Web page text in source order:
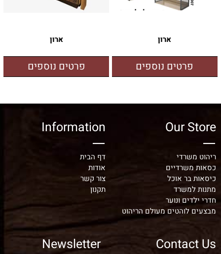
ארון
פרטים נוספים
ארון
פרטים נוספים
Our Store
ריהוט משרדי
כסאות משרדיים
כיסאות בר אוכל
מתנות למשרד
חדרי ילדים ונוער
מבצעים לוהטים מעולם הריהוט
Information
דף הבית
אודות
צור קשר
תקנון
Contact Us
Newsletter